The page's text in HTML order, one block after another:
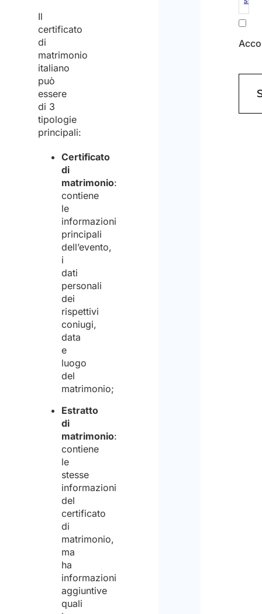
Il
certificato
di
matrimonio
italiano
può
essere
di 3
tipologie
principali:
Certificato
di
matrimonio:
contiene
le
informazioni
principali
dell’evento,
i
dati
personali
dei
rispettivi
coniugi,
data
e
luogo
del
matrimonio;
Estratto
di
matrimonio:
contiene
le
stesse
informazioni
del
certificato
di
matrimonio,
ma
ha
informazioni
aggiuntive
quali